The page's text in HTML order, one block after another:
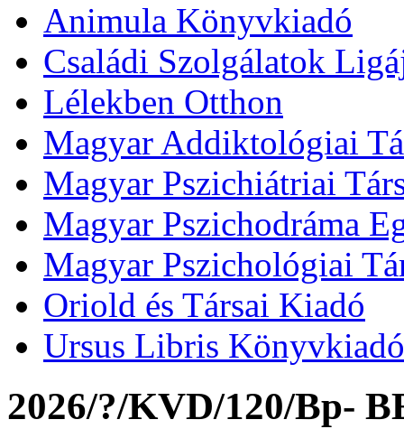
Animula Könyvkiadó
Családi Szolgálatok
Lélekben Otthon
Magyar Addiktológiai
Magyar Pszichiátriai
Magyar Pszichodráma
Magyar Pszichológiai
Oriold és Társai Kiadó
Ursus Libris Könyvkiadó
2026/?/KVD/120/Bp-